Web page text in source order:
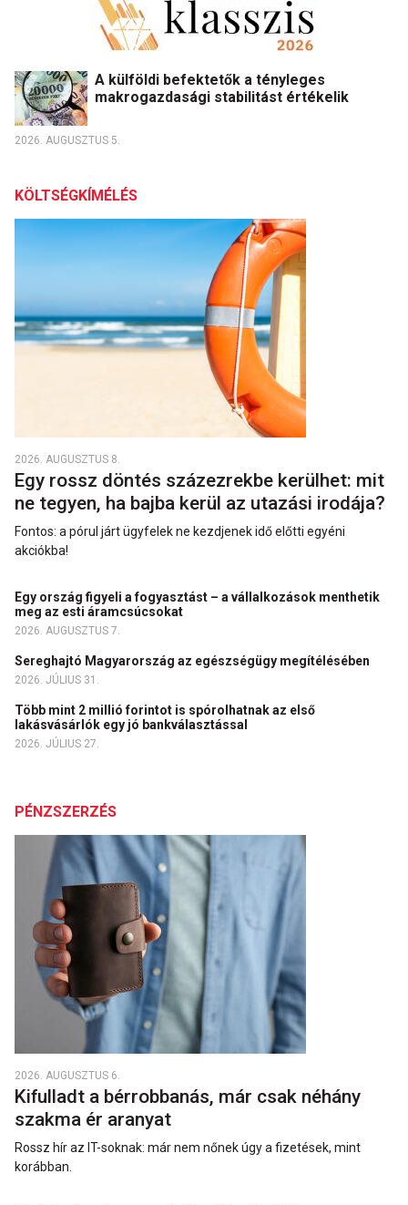
A külföldi befektetők a tényleges
makrogazdasági stabilitást értékelik
2026. AUGUSZTUS 5.
KÖLTSÉGKÍMÉLÉS
2026. AUGUSZTUS 8.
Egy rossz döntés százezrekbe kerülhet: mit
ne tegyen, ha bajba kerül az utazási irodája?
Fontos: a pórul járt ügyfelek ne kezdjenek idő előtti egyéni
akciókba!
Egy ország figyeli a fogyasztást – a vállalkozások menthetik
meg az esti áramcsúcsokat
2026. AUGUSZTUS 7.
Sereghajtó Magyarország az egészségügy megítélésében
2026. JÚLIUS 31.
Több mint 2 millió forintot is spórolhatnak az első
lakásvásárlók egy jó bankválasztással
2026. JÚLIUS 27.
PÉNZSZERZÉS
2026. AUGUSZTUS 6.
Kifulladt a bérrobbanás, már csak néhány
szakma ér aranyat
Rossz hír az IT-soknak: már nem nőnek úgy a fizetések, mint
korábban.